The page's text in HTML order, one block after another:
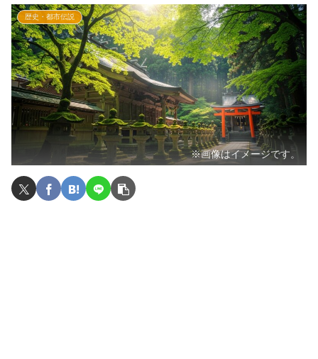
歴史・都市伝説
※画像はイメージです。